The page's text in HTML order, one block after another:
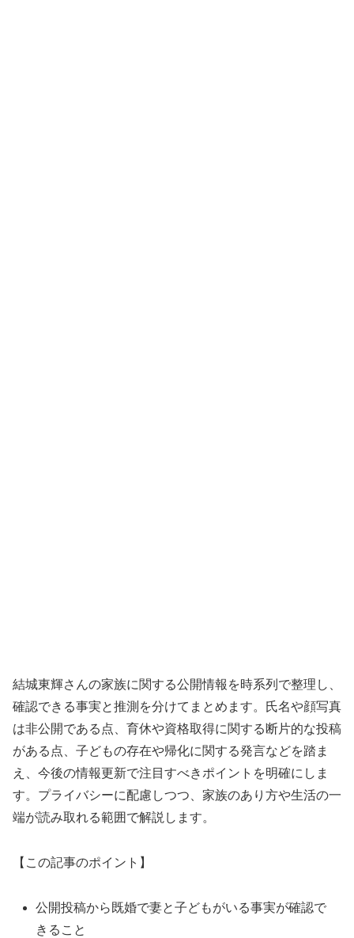
結城東輝さんの家族に関する公開情報を時系列で整理し、
確認できる事実と推測を分けてまとめます。氏名や顔写真
は非公開である点、育休や資格取得に関する断片的な投稿
がある点、子どもの存在や帰化に関する発言などを踏ま
え、今後の情報更新で注目すべきポイントを明確にしま
す。プライバシーに配慮しつつ、家族のあり方や生活の一
端が読み取れる範囲で解説します。
【この記事のポイント】
公開投稿から既婚で妻と子どもがいる事実が確認で
きること